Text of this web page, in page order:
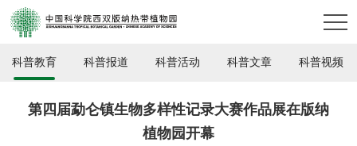
科普教育 科普报道 科普活动 科普文章 科普视频
第四届勐仑镇生物多样性记录大赛作品展在版纳
植物园开幕